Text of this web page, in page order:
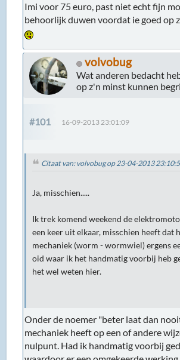
Imi voor 75 euro, past niet echt fijn
behoorlijk duwen voordat ie goed op
volvobug
Wat anderen bedacht
op z'n minst kunnen
#101 16-09-2013 23:01:09
Citaat van: volvobug op 23-04-2013
Ja, misschien.....
Ik trek komend weekend de
een keer uit elkaar, misschien heeft dat
mechaniek (worm - wormwiel) ergens
oid waar ik het handmatig voorbij heb
het wel weten hier.
Onder de noemer "beter laat dan
mechaniek heeft op een of andere
nulpunt. Had ik handmatig voorbij